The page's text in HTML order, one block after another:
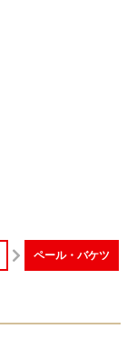
ペール・バケツ